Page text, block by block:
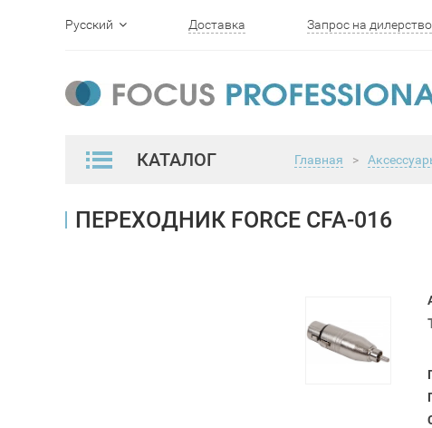
Русский
Доставка Запрос на дилерство
КАТАЛОГ Главная >
ПЕРЕХОДНИК FORCE CFA-016